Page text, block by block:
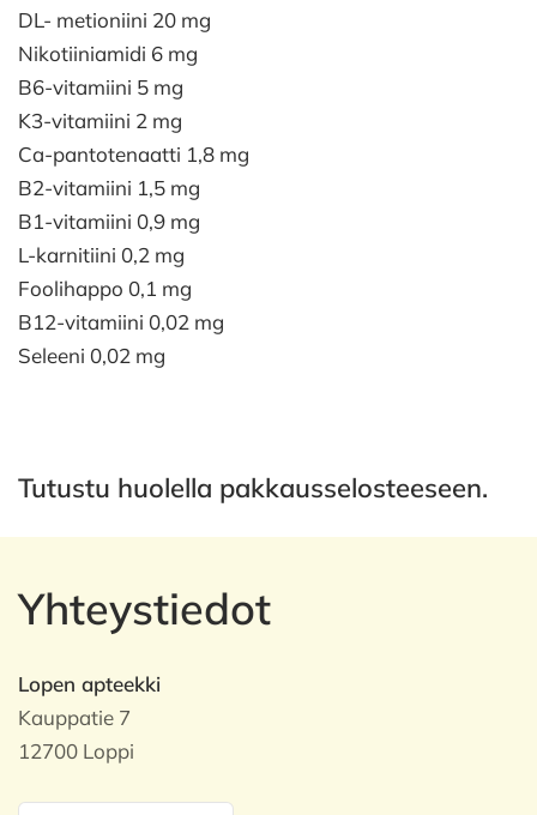
DL- metioniini 20 mg
Nikotiiniamidi 6 mg
B6-vitamiini 5 mg
K3-vitamiini 2 mg
Ca-pantotenaatti 1,8 mg
B2-vitamiini 1,5 mg
B1-vitamiini 0,9 mg
L-karnitiini 0,2 mg
Foolihappo 0,1 mg
B12-vitamiini 0,02 mg
Seleeni 0,02 mg
Tutustu huolella pakkausselosteeseen.
Yhteystiedot
Lopen apteekki
Kauppatie 7
12700 Loppi